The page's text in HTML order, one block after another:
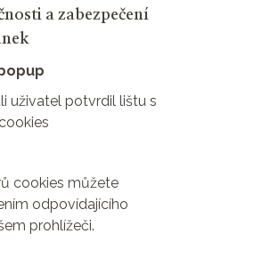
a zabezpečení
uživatel potvrdil lištu s
cookies můžete
odpovídajícího
prohlížeči.